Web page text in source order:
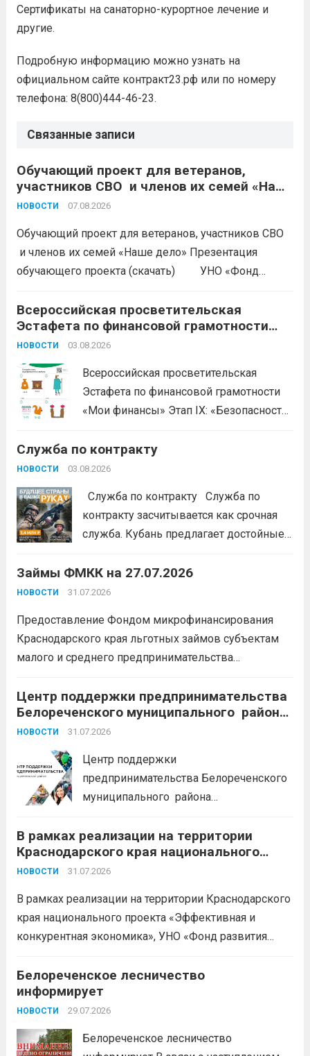
Сертификаты на санаторно-курортное лечение и
другие.
Подробную информацию можно узнать на
официальном сайте контракт23.рф или по номеру
телефона: 8(800)444-46-23.
Связанные записи
Обучающий проект для ветеранов,
участников СВО и членов их семей «Наше
дело»
НОВОСТИ 07.08.2026
Обучающий проект для ветеранов, участников СВО
и членов их семей «Наше дело» Презентация
обучающего проекта (скачать) УНО «Фонд
продолжается прием заявок на бесплатное участие в
обучающем проекте «Наше дело». Обучение
ориентировано на ветеранов боевых...
Всероссийская просветительская
Эстафета по финансовой грамотности
«Мои финансы»
НОВОСТИ 03.08.2026
Всероссийская просветительская
Эстафета по финансовой грамотности
«Мои финансы» Этап IX: «Безопасность
портале: моифинансы.рф
#ЭстафетаМоиФинансы
Служба по контракту
НОВОСТИ 03.08.2026
Служба по контракту Служба по
контракту засчитывается как срочная
служба. Кубань предлагает достойные
защиту Отечества:
единовременно;
каникулы;
сохранение места...Читать
дальше
Займы ФМКК на 27.07.2026
НОВОСТИ 31.07.2026
Предоставление Фондом микрофинансирования
Краснодарского края льготных займов субъектам
малого и среднего предпринимательства
5 млн. рублей Срок от 7 мес. до 36 мес. Процентная
ставка 0,1- 8,15 % годовых Возможно установление
льготного периода...
Центр поддержки предпринимательства
Белореченского муниципального района
Краснодарского края приглашает на
НОВОСТИ 31.07.2026
Центр поддержки
предпринимательства Белореченского
муниципального района
БЕСПЛАТНЫЕ КОНСУЛЬТАЦИИ
Бухгалтерский учет и заполнение
деклараций; Трудовое
планирование и правовое обеспечение;
Микрозаймы для предпринимателей по
низким ставкам; Единый налоговый
+79892903917 Часы работы: 08:00-17:00
Ждем Вас...
В рамках реализации на территории
Краснодарского края национального
проекта «Эффективная и конкурентная
НОВОСТИ 31.07.2026
В рамках реализации на территории Краснодарского
края национального проекта «Эффективная и
конкурентная экономика», УНО «Фонд развития
доступных мерах поддержки субъектов малого и
среднего предпринимательства и граждан,
желающих вести бизнес.
Белореченское лесничество
информирует
НОВОСТИ 29.07.2026
Белореченское лесничество